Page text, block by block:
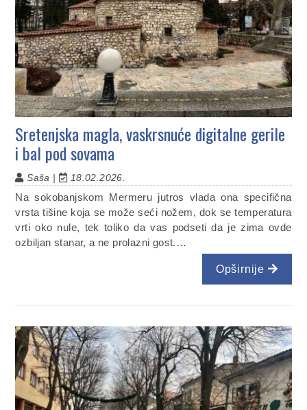
Sretenjska magla, vaskrsnuće digitalne gerile
i bal pod sovama
Saša | 18.02.2026.
Na sokobanjskom Mermeru jutros vlada ona specifična
vrsta tišine koja se može seći nožem, dok se temperatura
vrti oko nule, tek toliko da vas podseti da je zima ovde
ozbiljan stanar, a ne prolazni gost.…
Opširnije